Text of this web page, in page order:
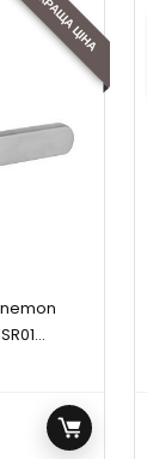
КРАЩА ЦІНА